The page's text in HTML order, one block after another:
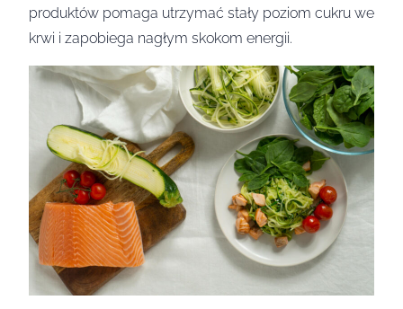
produktów pomaga utrzymać stały poziom cukru we
krwi i zapobiega nagłym skokom energii.